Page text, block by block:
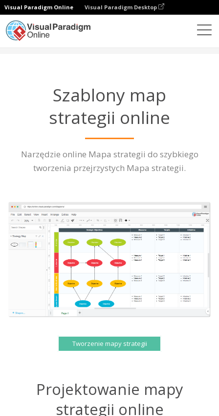
Visual Paradigm Online Visual Paradigm Desktop
Szablony map
strategii online
Narzędzie online Mapa strategii do szybkiego
tworzenia przejrzystych Mapa strategii.
Tworzenie mapy strategii
Projektowanie mapy
strategii online